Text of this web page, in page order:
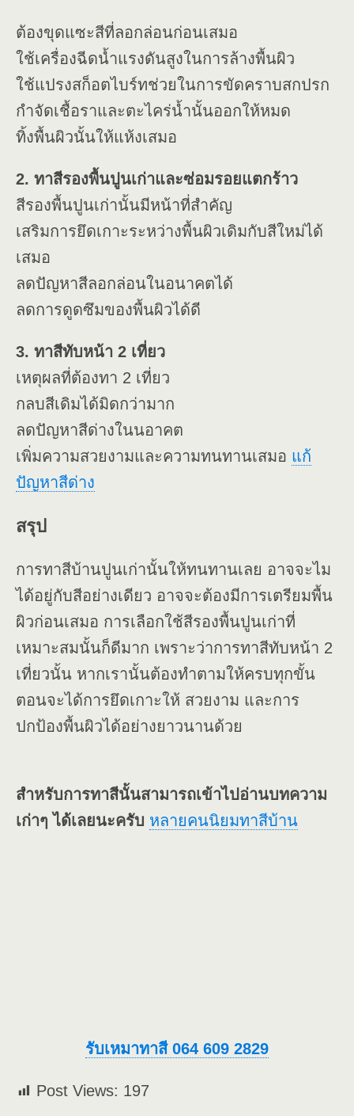
ต้องขุดแซะสีที่ลอกล่อนก่อนเสมอ
ใช้เครื่องฉีดน้ำแรงดันสูงในการล้างพื้นผิว
ใช้แปรงสก็อตไบร์ทช่วยในการขัดคราบสกปรก
กำจัดเชื้อราและตะไคร่น้ำนั้นออกให้หมด
ทิ้งพื้นผิวนั้นให้แห้งเสมอ
2. ทาสีรองพื้นปูนเก่าและซ่อมรอยแตกร้าว
สีรองพื้นปูนเก่านั้นมีหน้าที่สำคัญ
เสริมการยึดเกาะระหว่างพื้นผิวเดิมกับสีใหม่ได้
เสมอ
ลดปัญหาสีลอกล่อนในอนาคตได้
ลดการดูดซึมของพื้นผิวได้ดี
3. ทาสีทับหน้า 2 เที่ยว
เหตุผลที่ต้องทา 2 เที่ยว
กลบสีเดิมได้มิดกว่ามาก
ลดปัญหาสีด่างในนอาคต
เพิ่มความสวยงามและความทนทานเสมอ แก้
ปัญหาสีด่าง
สรุป
การทาสีบ้านปูนเก่านั้นให้ทนทานเลย อาจจะไม
ได้อยู่กับสีอย่างเดียว อาจจะต้องมีการเตรียมพื้น
ผิวก่อนเสมอ การเลือกใช้สีรองพื้นปูนเก่าที่
เหมาะสมนั้นก็ดีมาก เพราะว่าการทาสีทับหน้า 2
เที่ยวนั้น หากเรานั้นต้องทำตามให้ครบทุกขั้น
ตอนจะได้การยึดเกาะให้ สวยงาม และการ
ปกป้องพื้นผิวได้อย่างยาวนานด้วย
สำหรับการทาสีนั้นสามารถเข้าไปอ่านบทความ
เก่าๆ ได้เลยนะครับ หลายคนนิยมทาสีบ้าน
รับเหมาทาสี 064 609 2829
Post Views: 197